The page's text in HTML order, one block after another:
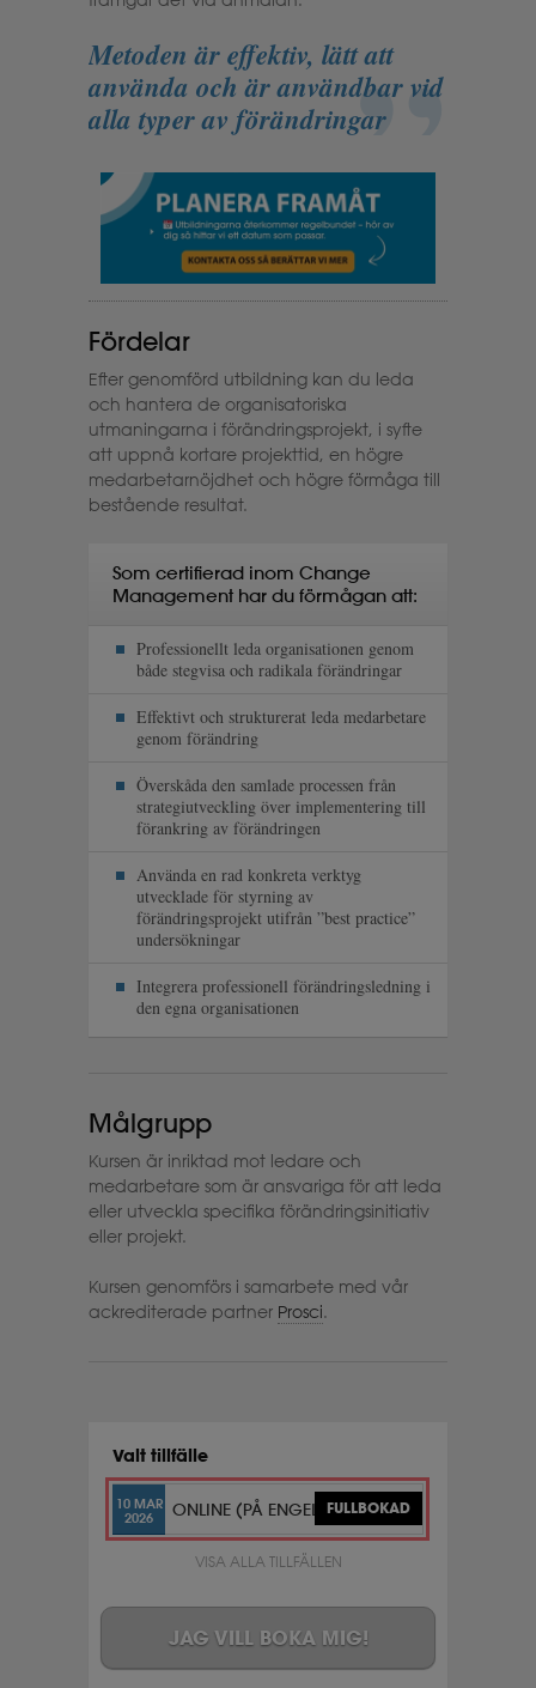
Metoden är effektiv, lätt att
använda och är användbar vid
alla typer av förändringar
Fördelar
Efter genomförd utbildning kan du leda
och hantera de organisatoriska
utmaningarna i förändringsprojekt, i syfte
att uppnå kortare projekttid, en högre
medarbetarnöjdhet och högre förmåga till
bestående resultat.
Som certifierad inom Change
Management har du förmågan att:
Professionellt leda organisationen genom
både stegvisa och radikala förändringar
Effektivt och strukturerat leda medarbetare
genom förändring
Överskåda den samlade processen från
strategiutveckling över implementering till
förankring av förändringen
Använda en rad konkreta verktyg
utvecklade för styrning av
förändringsprojekt utifrån ”best practice”
undersökningar
Integrera professionell förändringsledning i
den egna organisationen
Målgrupp
Kursen är inriktad mot ledare och
medarbetare som är ansvariga för att leda
eller utveckla specifika förändringsinitiativ
eller projekt.
Kursen genomförs i samarbete med vår
ackrediterade partner Prosci.
Valt tillfälle
10 MAR
2026
ONLINE (PÅ ENGELSKA)FULLBOKAD
VISA ALLA TILLFÄLLEN
JAG VILL BOKA MIG!